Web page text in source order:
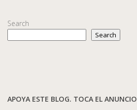
Search
Search
APOYA ESTE BLOG. TOCA EL ANUNCIO